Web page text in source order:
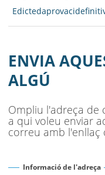
ENVIA
ALGÚ
Ompliu l'adreça de
a qui voleu enviar
correu amb l'enllaç
Informació de l'adreça